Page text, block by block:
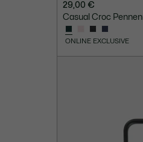
29,00 €
Casual Croc
ONLINE EXCLUSIVE